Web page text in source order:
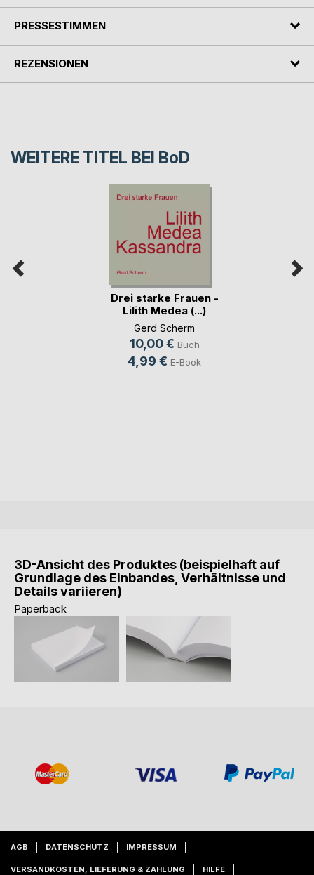
PRESSESTIMMEN
REZENSIONEN
WEITERE TITEL BEI BoD
Drei starke Frauen -
Lilith Medea (...)
Gerd Scherm
10,00 € Buch
4,99 € E-Book
3D-Ansicht des Produktes (beispielhaft auf
Grundlage des Einbandes, Verhältnisse und
Details variieren)
Paperback
AGB DATENSCHUTZ IMPRESSUM
VERSANDKOSTEN, LIEFERUNG & ZAHLUNG HILFE